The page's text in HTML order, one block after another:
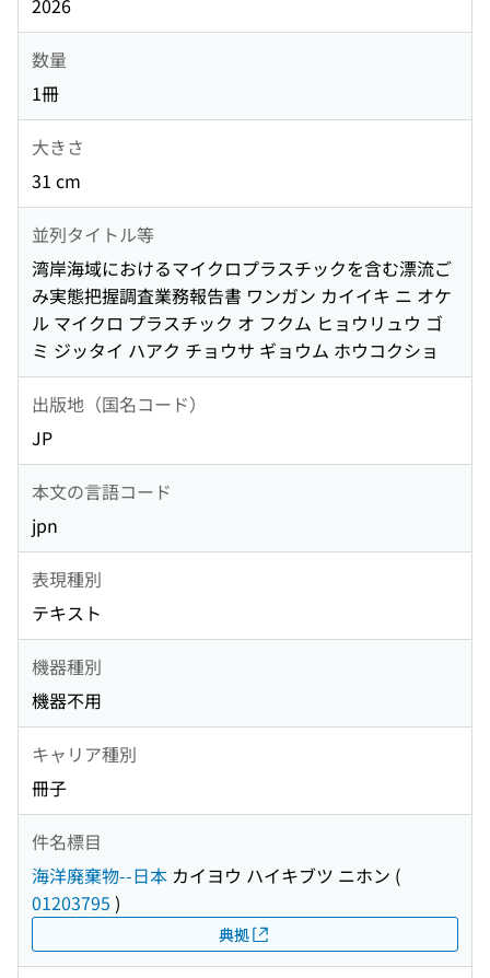
2026
数量
1冊
大きさ
31 cm
並列タイトル等
湾岸海域におけるマイクロプラスチックを含む漂流ご
み実態把握調査業務報告書 ワンガン カイイキ ニ オケ
ル マイクロ プラスチック オ フクム ヒョウリュウ ゴ
ミ ジッタイ ハアク チョウサ ギョウム ホウコクショ
出版地（国名コード）
JP
本文の言語コード
jpn
表現種別
テキスト
機器種別
機器不用
キャリア種別
冊子
件名標目
海洋廃棄物--日本 カイヨウ ハイキブツ ニホン (
01203795 )
典拠